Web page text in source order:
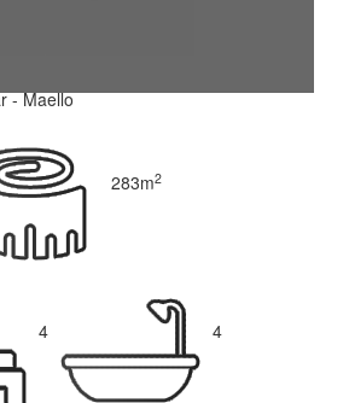
- Maello
283m2
4 4